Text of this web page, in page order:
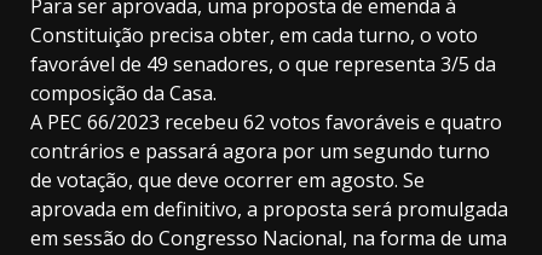
Para ser aprovada, uma proposta de emenda à
Constituição precisa obter, em cada turno, o voto
favorável de 49 senadores, o que representa 3/5 da
composição da Casa.
A PEC 66/2023 recebeu 62 votos favoráveis e quatro
contrários e passará agora por um segundo turno
de votação, que deve ocorrer em agosto. Se
aprovada em definitivo, a proposta será promulgada
em sessão do Congresso Nacional, na forma de uma